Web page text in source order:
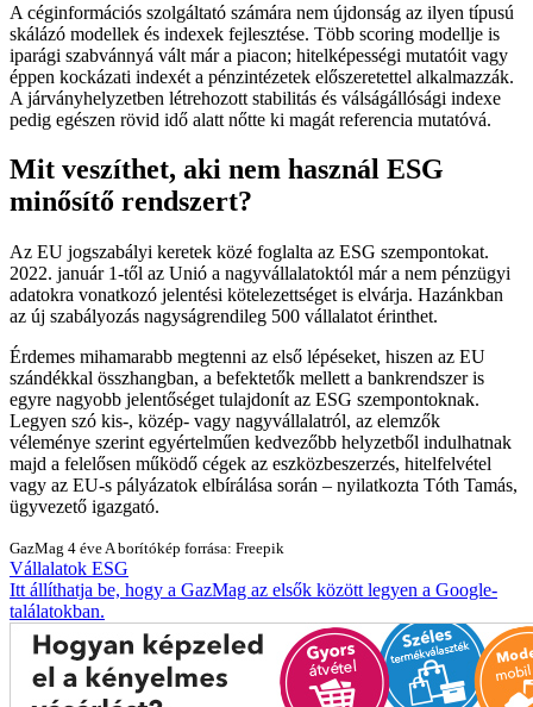
A céginformációs szolgáltató számára nem újdonság az ilyen típusú
skálázó modellek és indexek fejlesztése. Több scoring modellje is
iparági szabvánnyá vált már a piacon; hitelképességi mutatóit vagy
éppen kockázati indexét a pénzintézetek előszeretettel alkalmazzák.
A járványhelyzetben létrehozott stabilitás és válságállósági indexe
pedig egészen rövid idő alatt nőtte ki magát referencia mutatóvá.
Mit veszíthet, aki nem használ ESG
minősítő rendszert?
Az EU jogszabályi keretek közé foglalta az ESG szempontokat.
2022. január 1-től az Unió a nagyvállalatoktól már a nem pénzügyi
adatokra vonatkozó jelentési kötelezettséget is elvárja. Hazánkban
az új szabályozás nagyságrendileg 500 vállalatot érinthet.
Érdemes mihamarabb megtenni az első lépéseket, hiszen az EU
szándékkal összhangban, a befektetők mellett a bankrendszer is
egyre nagyobb jelentőséget tulajdonít az ESG szempontoknak.
Legyen szó kis-, közép- vagy nagyvállalatról, az elemzők
véleménye szerint egyértelműen kedvezőbb helyzetből indulhatnak
majd a felelősen működő cégek az eszközbeszerzés, hitelfelvétel
vagy az EU-s pályázatok elbírálása során – nyilatkozta Tóth Tamás,
ügyvezető igazgató.
GazMag 4 éveA borítókép forrása: Freepik
Vállalatok ESG
Itt állíthatja be, hogy a GazMag az elsők között legyen a Google-
találatokban.